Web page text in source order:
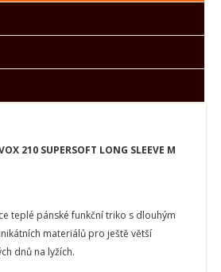
210 SUPERSOFT LONG SLEEVE M
teplé pánské funkční triko s dlouhým
materiálů pro ještě větší
dnů na lyžích.